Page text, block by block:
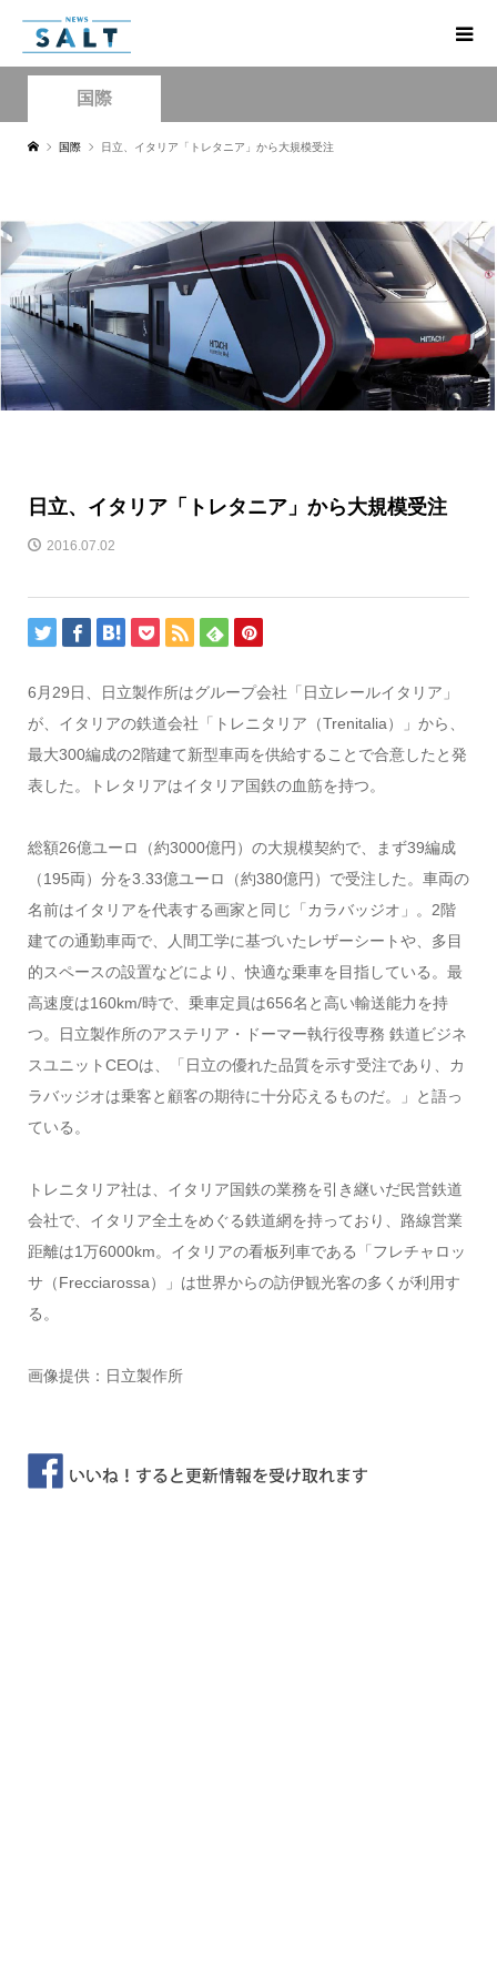
国際
国際 日立、イタリア「トレタニア」から大規模受注
日立、イタリア「トレタニア」から大規模受注
2016.07.02
6月29日、日立製作所はグループ会社「日立レールイタリア」
が、イタリアの鉄道会社「トレニタリア（Trenitalia）」から、
最大300編成の2階建て新型車両を供給することで合意したと発
表した。トレタリアはイタリア国鉄の血筋を持つ。
総額26億ユーロ（約3000億円）の大規模契約で、まず39編成
（195両）分を3.33億ユーロ（約380億円）で受注した。車両の
名前はイタリアを代表する画家と同じ「カラバッジオ」。2階
建ての通勤車両で、人間工学に基づいたレザーシートや、多目
的スペースの設置などにより、快適な乗車を目指している。最
高速度は160km/時で、乗車定員は656名と高い輸送能力を持
つ。日立製作所のアステリア・ドーマー執行役専務 鉄道ビジネ
スユニットCEOは、「日立の優れた品質を示す受注であり、カ
ラバッジオは乗客と顧客の期待に十分応えるものだ。」と語っ
ている。
トレニタリア社は、イタリア国鉄の業務を引き継いだ民営鉄道
会社で、イタリア全土をめぐる鉄道網を持っており、路線営業
距離は1万6000km。イタリアの看板列車である「フレチャロッ
サ（Frecciarossa）」は世界からの訪伊観光客の多くが利用す
る。
画像提供：日立製作所